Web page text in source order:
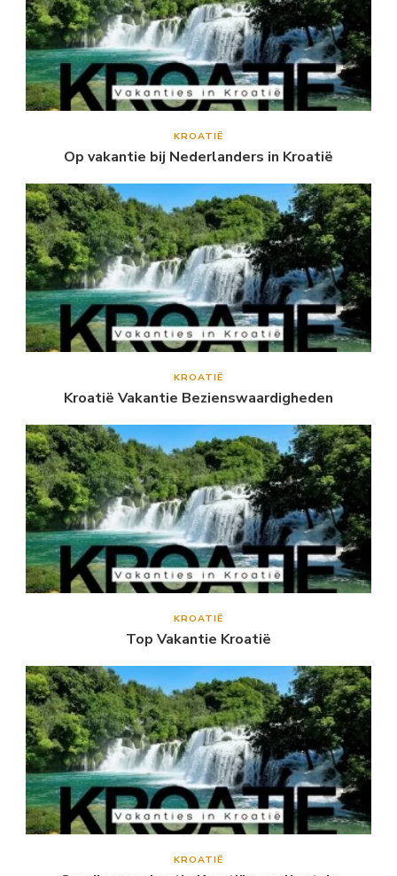
KROATIË
Op vakantie bij Nederlanders in Kroatië
KROATIË
Kroatië Vakantie Bezienswaardigheden
KROATIË
Top Vakantie Kroatië
KROATIË